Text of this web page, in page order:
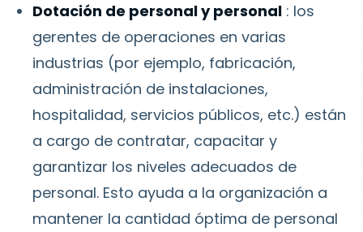
Dotación de personal y personal : los
gerentes de operaciones en varias
industrias (por ejemplo, fabricación,
administración de instalaciones,
hospitalidad, servicios públicos, etc.) están
a cargo de contratar, capacitar y
garantizar los niveles adecuados de
personal. Esto ayuda a la organización a
mantener la cantidad óptima de personal